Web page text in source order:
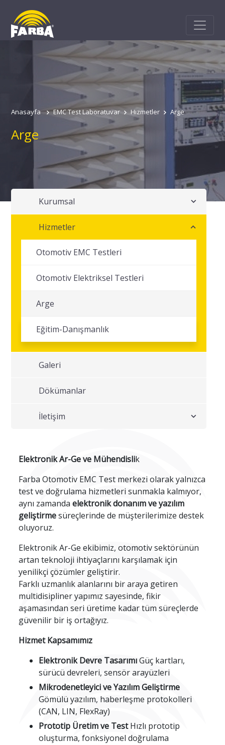
Anasayfa EMC Test Laboratuvar Hizmetler Arge
Arge
Kurumsal
Hizmetler
Otomotiv EMC Testleri
Otomotiv Elektriksel Testleri
Arge
Eğitim-Danışmanlık
Galeri
Dökümanlar
İletişim
Elektronik Ar-Ge ve Mühendislik
Farba Otomotiv EMC Test merkezi olarak yalnızca
test ve doğrulama hizmetleri sunmakla kalmıyor,
aynı zamandaelektronik donanım ve yazılım
geliştirmesüreçlerinde de müşterilerimize destek
oluyoruz.
Elektronik Ar-Ge ekibimiz, otomotiv sektörünün
artan teknoloji ihtiyaçlarını karşılamak için
yenilikçi çözümler geliştirir.
Farklı uzmanlık alanlarını bir araya getiren
multidisipliner yapımız sayesinde, fikir
aşamasından seri üretime kadar tüm süreçlerde
güvenilir bir iş ortağıyız.
Hizmet Kapsamımız
Elektronik Devre TasarımıGüç kartları,
sürücü devreleri, sensör arayüzleri
Mikrodenetleyici ve Yazılım Geliştirme
Gömülü yazılım, haberleşme protokolleri
(CAN, LIN, FlexRay)
Prototip Üretim ve TestHızlı prototip
oluşturma, fonksiyonel doğrulama